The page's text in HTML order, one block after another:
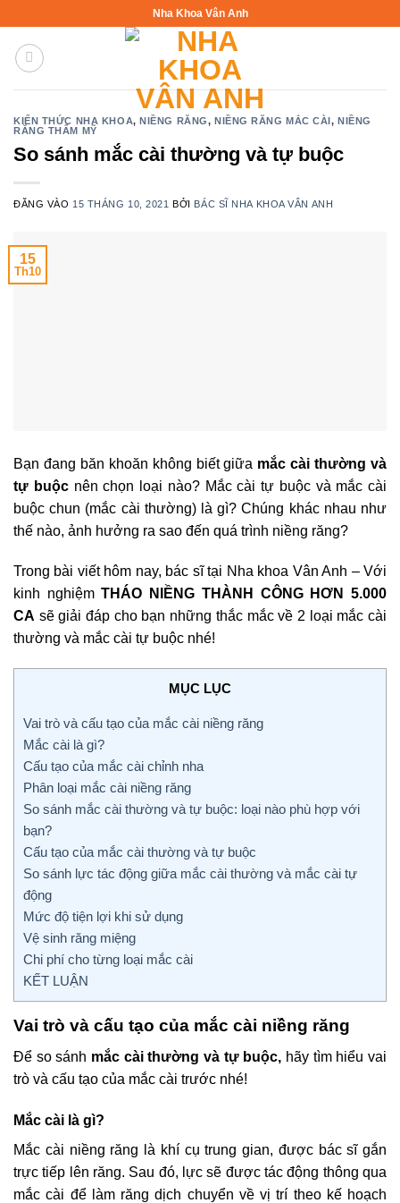
nội
Nha Khoa Vân Anh
KIẾN THỨC NHA KHOA,NIỀNG RĂNG, NIỀNG RĂNG MẮC CÀI,NIỀNG
RĂNG THẨM MỸ
So sánh mắc cài thường và tự buộc
ĐĂNG VÀO 15 THÁNG 10, 2021 BỞI BÁC SĨ NHA KHOA VÂN ANH
15
Th10
Bạn đang băn khoăn không biết giữa mắc cài thường và
tự buộcnên chọn loại nào? Mắc cài tự buộc và mắc cài
buộc chun (mắc cài thường) là gì? Chúng khác nhau như
thế nào, ảnh hưởng ra sao đến quá trình niềng răng?
Trong bài viết hôm nay, bác sĩ tại Nha khoa Vân Anh – Với
kinh nghiệmTHÁO NIỀNG THÀNH CÔNG HƠN 5.000
CA sẽ giải đáp cho bạn những thắc mắc về 2 loại mắc cài
thường và mắc cài tự buộc nhé!
MỤC LỤC
Vai trò và cấu tạo của mắc cài niềng răng
Mắc cài là gì?
Cấu tạo của mắc cài chỉnh nha
Phân loại mắc cài niềng răng
So sánh mắc cài thường và tự buộc: loại nào phù hợp với
bạn?
Cấu tạo của mắc cài thường và tự buộc
So sánh lực tác động giữa mắc cài thường và mắc cài tự
động
Mức độ tiện lợi khi sử dụng
Vệ sinh răng miệng
Chi phí cho từng loại mắc cài
KẾT LUẬN
Vai trò và cấu tạo của mắc cài niềng răng
Để so sánh mắc cài thường và tự buộc, hãy tìm hiểu vai
trò và cấu tạo của mắc cài trước nhé!
Mắc cài là gì?
Mắc cài niềng răng là khí cụ trung gian, được bác sĩ gắn
trực tiếp lên răng. Sau đó, lực sẽ được tác động thông qua
mắc cài để làm răng dịch chuyển về vị trí theo kế hoạch